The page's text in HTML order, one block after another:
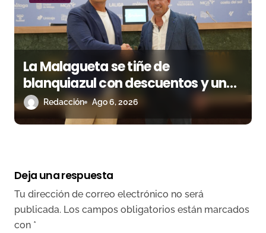
La Malagueta se tiñe de
blanquiazul con descuentos y una
corrida homenaje al Málaga CF
Redacción Ago 6, 2026
Deja una respuesta
Tu dirección de correo electrónico no será
publicada. Los campos obligatorios están marcados
con *